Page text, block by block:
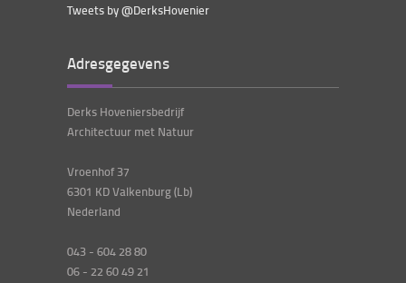
Tweets by @DerksHovenier
Adresgegevens
Derks Hoveniersbedrijf
Architectuur met Natuur
Vroenhof 37
6301 KD Valkenburg (Lb)
Nederland
043 - 604 28 80
06 - 22 60 49 21